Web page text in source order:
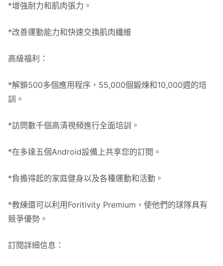
*增強耐力和肌肉張力。
*改善運動能力和快速交換肌肉纖維
高級福利：
*解鎖500多個應用程序，55,000個鍛煉和10,000週的培
訓。
*訪問數千個高清視頻進行全面培訓。
*在多達五個Android設備上共享您的訂閱。
*負擔得起的家庭健身以及各種運動和活動。
*教練還可以利用Foritivity Premium，使他們的球隊具有
競爭優勢。
訂閱詳細信息：